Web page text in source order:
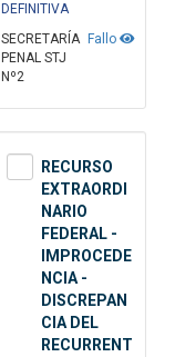
DEFINITIVA
Fallo
SECRETARÍA
PENAL STJ
Nº2
RECURSO
EXTRAORDI
NARIO
FEDERAL -
IMPROCEDE
NCIA -
DISCREPAN
CIA DEL
RECURRENT